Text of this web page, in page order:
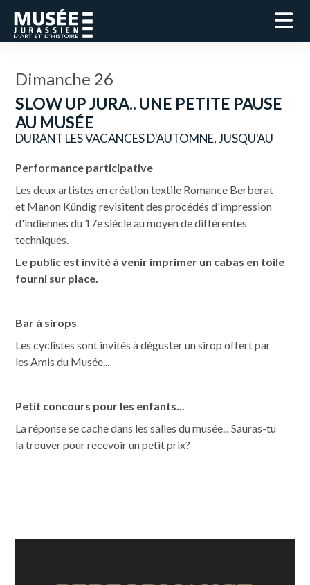
Dimanche 26
SLOW UP JURA.. UNE PETITE PAUSE
AU MUSÉE
DURANT LES VACANCES D'AUTOMNE, JUSQU'AU
Performance participative
Les deux artistes en création textile Romance Berberat
et Manon Kündig revisitent des procédés d'impression
d'indiennes du 17e siècle au moyen de différentes
techniques.
Le public est invité à venir imprimer un cabas en toile
fourni sur place.
Bar à sirops
Les cyclistes sont invités à déguster un sirop offert par
les Amis du Musée...
Petit concours pour les enfants...
La réponse se cache dans les salles du musée... Sauras-tu
la trouver pour recevoir un petit prix?